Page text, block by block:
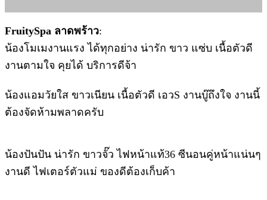
FruitySpa ลาดพร้าว:
น้องโมเมงานแรง ได้ทุกอย่าง น่ารัก ขาว แซ่บ เนื้อตัวดี
งานตามใจ คุยได้ บริการดีจ้า
น้องแอมวัยใส ขาวเนียน เนื้อตัวดี เอวS งานบู๊ถึงใจ งานนี้
ต้องจัดห้ามพลาดครับ
น้องปันปัน น่ารัก ขาวจั๊ว ไฟหน้าแท้36 ซีนอนคู่หน้าแน่นๆ
งานดี ไฟเตอร์ตัวแม่ ของดีต้องเก็บค้า